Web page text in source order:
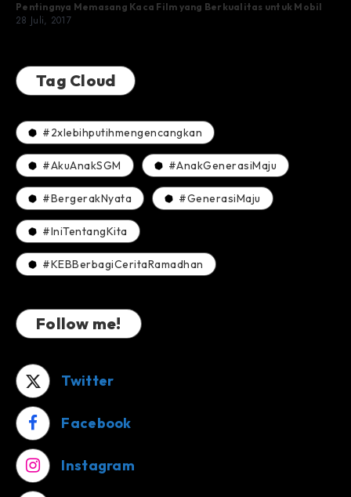
Pentingnya Memasang Kaca Film yang Berkualitas untuk Mobil
28 Juli, 2017
Tag Cloud
#2xlebihputihmengencangkan
#AkuAnakSGM #AnakGenerasiMaju
#BergerakNyata #GenerasiMaju
#IniTentangKita
#KEBBerbagiCeritaRamadhan
Follow me!
Twitter
Facebook
Instagram